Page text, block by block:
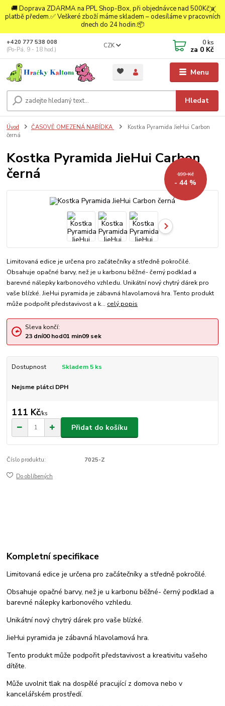
🚚 Doprava ZDARMA na PPL Shop-Box, při objednávce nad 500Kč a
platbě předem.✅ Veškeré zboží máme skladem – odesíláme v pracovních
dnech do 24 hodin.📦
Menu
CZK
Hledat
+420 777 538 008
(Po-Pá, 9 - 18 hod.)
0 ks
za 0 Kč
Úvod ČASOVĚ OMEZENÁ NABÍDKA
Kostka Pyramida JieHui Carbon
černá
Kostka Pyramida JieHui Carbon
černá
199 Kč
- 44 %
Limitovaná edice je určena pro začátečníky a středně pokročilé.
Obsahuje opačné barvy, než je u karbonu běžné- černý podklad a
barevné nálepky karbonového vzhledu. Unikátní nový chytrý dárek pro
vaše blízké. JieHui pyramida je zábavná hlavolamová hra. Tento produkt
může podpořit představivost a k... celý popis
Sleva končí:
23 dní00hod01 min09sek
Dostupnost Skladem 5 ks
Nejsme plátci DPH
111 Kč/ks
Přidat do košíku
Číslo produktu: 7025-Z
Do oblíbených
Kompletní specifikace
Limitovaná edice je určena pro začátečníky a středně pokročilé.
Obsahuje opačné barvy, než je u karbonu běžné- černý podklad a
barevné nálepky karbonového vzhledu.
Unikátní nový chytrý dárek pro vaše blízké.
JieHui pyramida je zábavná hlavolamová hra.
Tento produkt může podpořit představivost a kreativitu vašeho
dítěte.
Může uvolnit tlak na dospělé pracující z domova nebo v
kancelářském prostředí.